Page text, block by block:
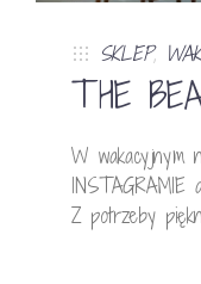
SKLEP,
THE
W wakacyjnym
INSTAGRAMIE
Z potrzeby